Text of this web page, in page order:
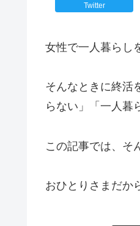
Twitter
女性で一人暮らし
そんなときに終活
らない」「一人暮
この記事では、そ
おひとりさまだか